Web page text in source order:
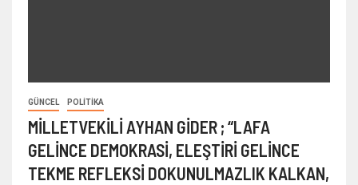
GÜNCEL POLITIKA
MİLLETVEKİLİ AYHAN GİDER ; “LAFA
GELİNCE DEMOKRASİ, ELEŞTİRİ GELİNCE
TEKME REFLEKSİ DOKUNULMAZLIK KALKAN,